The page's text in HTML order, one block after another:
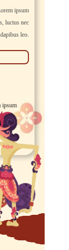
ipsum
luctus nec
leo.
ipsum
nec